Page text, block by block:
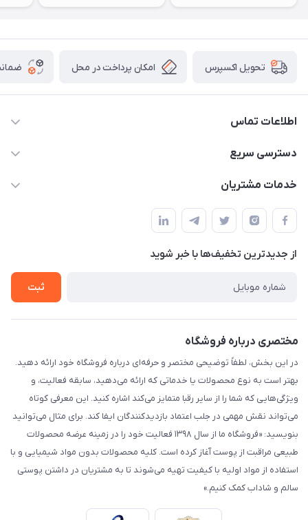
تحویل اکسپرس امکان پرداخت در محل
اطلاعات تماس
09332394024-09120346631
دسترسی سریع
حساب کاربری
لیست محصولات
درباره ما
خدمات مشتریان
قوانین و مقررات
حریم خصوصی
راهنما
از جدید‌ترین تخفیف‌ها با‌ خبر شوید
ثبت
مختصری درباره فروشگاه
در این بخش، لطفاً توضیحی مختصر و حرفه‌ای درباره فروشگاه خود ارائه دهید.
بهتر است به نوع محصولات یا خدماتی که ارائه می‌دهید، سابقه فعالیت، و
ویژگی‌هایی که شما را از سایر رقبا متمایز می‌کند اشاره کنید. این معرفی کوتاه
می‌تواند نقش مهمی در جلب اعتماد بازدیدکنندگان ایفا کند. برای مثال می‌توانید
بنویسید: «فروشگاه ما از سال ۱۳۹۸ فعالیت خود را در زمینه عرضه محصولات
طبیعی مراقبت از پوست آغاز کرده است. کلیه محصولات بدون مواد شیمیایی و با
استفاده از مواد اولیه با کیفیت تهیه می‌شوند تا به مشتریان در داشتن پوستی
سالم و شاداب کمک کنیم.»